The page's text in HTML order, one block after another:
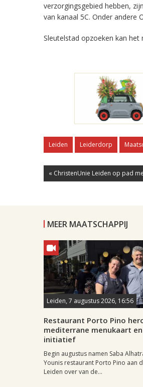
verzorgingsgebied hebben,
van kanaal 5C. Onder andere
Sleutelstad opzoeken kan
Leiden Leiderdorp
« ChristenUnie Leiden op pad
MEER MAATSCHAPPIJ
Leiden, 7 augustus 2026, 16:56
Restaurant Porto Pino
mediterrane menukaart
initiatief
Begin augustus namen Saba
Younis restaurant Porto Pino aan
Leiden over van de...